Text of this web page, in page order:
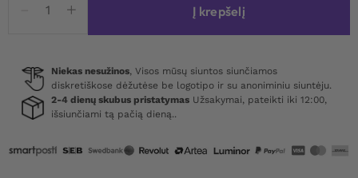
kiekis:
Purity
Glass
Dildo
Į krepšelį
Niekas nesužinos, Visos mūsų siuntos siunčiamos
diskretiškose dėžutėse be logotipo ir su anoniminiu siuntėju.
2-4 dienų skubus pristatymas Užsakymai, pateikti iki 12:00,
išsiunčiami tą pačią dieną..